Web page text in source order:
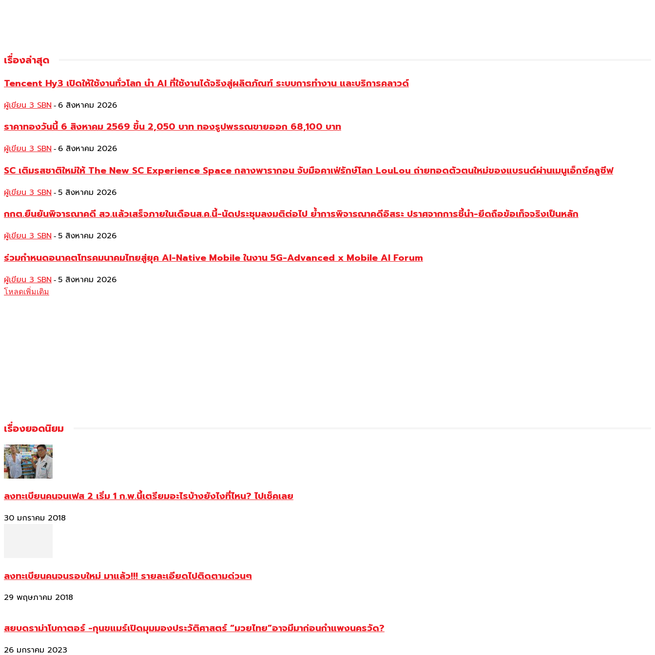
เรื่องล่าสุด
Tencent Hy3 เปิดให้ใช้งานทั่วโลก นำ AI ที่ใช้งานได้จริงสู่ผลิตภัณฑ์ ระบบการทำงาน และบริการคลาวด์
ผู้เขียน 3 SBN - 6 สิงหาคม 2026
ราคาทองวันนี้ 6 สิงหาคม 2569 ขึ้น 2,050 บาท ทองรูปพรรณขายออก 68,100 บาท
ผู้เขียน 3 SBN - 6 สิงหาคม 2026
SC เติมรสชาติใหม่ให้ The New SC Experience Space กลางพารากอน จับมือคาเฟ่รักษ์โลก LouLou ถ่ายทอดตัวตนใหม่ของแบรนด์ผ่านเมนูเอ็กซ์คลูซีฟ
ผู้เขียน 3 SBN - 5 สิงหาคม 2026
กกต.ยืนยันพิจารณาคดี สว.แล้วเสร็จภายในเดือนส.ค.นี้-นัดประชุมลงมติต่อไป ย้ำการพิจารณาคดีอิสระ ปราศจากการชี้นำ-ยึดถือข้อเท็จจริงเป็นหลัก
ผู้เขียน 3 SBN - 5 สิงหาคม 2026
ร่วมกำหนดอนาคตโทรคมนาคมไทยสู่ยุค AI-Native Mobile ในงาน 5G-Advanced x Mobile AI Forum
ผู้เขียน 3 SBN - 5 สิงหาคม 2026
โหลดเพิ่มเติม
เรื่องยอดนิยม
ลงทะเบียนคนจนเฟส 2 เริ่ม 1 ก.พ.นี้เตรียมอะไรบ้างยังไงที่ไหน? ไปเช็คเลย
30 มกราคม 2018
ลงทะเบียนคนจนรอบใหม่ มาแล้ว!!! รายละเอียดไปติดตามด่วนๆ
29 พฤษภาคม 2018
สยบดราม่าโบกาตอร์ -กุนขแมร์เปิดมุมมองประวัติศาสตร์ “มวยไทย”อาจมีมาก่อนกำแพงนครวัด?
26 มกราคม 2023